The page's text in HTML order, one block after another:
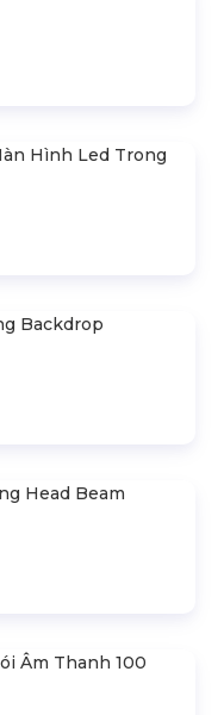
Hình Led Trong
Backdrop
Head Beam
Âm Thanh 100